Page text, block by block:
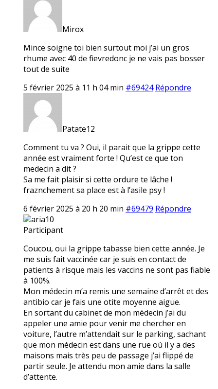
Mirox
Mince soigne toi bien surtout moi j’ai un gros
rhume avec 40 de fievredonc je ne vais pas bosser
tout de suite
5 février 2025 à 11 h 04 min #69424 Répondre
Patate12
Comment tu va ? Oui, il parait que la grippe cette
année est vraiment forte ! Qu’est ce que ton
medecin a dit ?
Sa me fait plaisir si cette ordure te lâche !
fraznchement sa place est à l’asile psy !
6 février 2025 à 20 h 20 min #69479 Répondre
aria10
Participant
Coucou, oui la grippe tabasse bien cette année. Je
me suis fait vaccinée car je suis en contact de
patients à risque mais les vaccins ne sont pas fiable
à 100%.
Mon médecin m’a remis une semaine d’arrêt et des
antibio car je fais une otite moyenne aigue.
En sortant du cabinet de mon médecin j’ai du
appeler une amie pour venir me chercher en
voiture, l’autre m’attendait sur le parking, sachant
que mon médecin est dans une rue où il y a des
maisons mais très peu de passage j’ai flippé de
partir seule. Je attendu mon amie dans la salle
d’attente.